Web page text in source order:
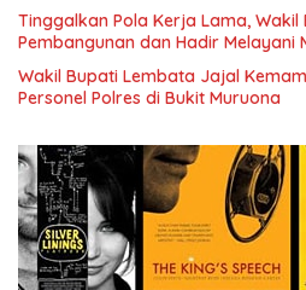
Tinggalkan Pola Kerja Lama, Wakil
Pembangunan dan Hadir Melayani
Wakil Bupati Lembata Jajal
Personel Polres di Bukit Muruona